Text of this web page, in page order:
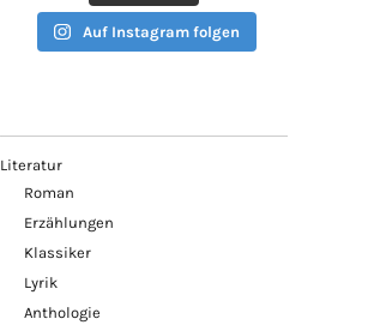
Auf Instagram folgen
Literatur
Roman
Erzählungen
Klassiker
Lyrik
Anthologie